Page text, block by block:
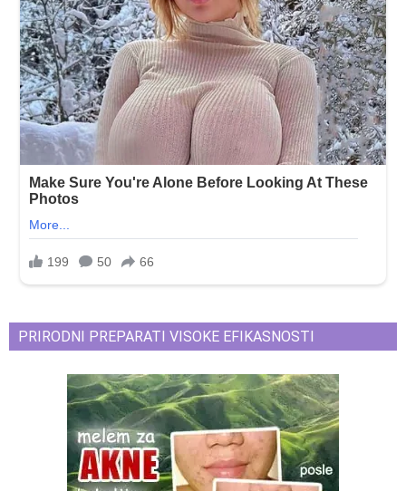
PRIRODNI PREPARATI VISOKE EFIKASNOSTI